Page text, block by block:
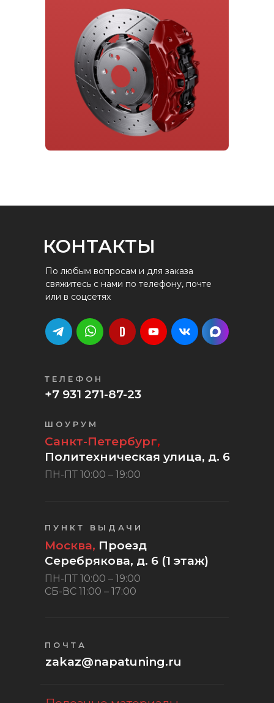
КОНТАКТЫ
+7 931 271-87-23
По любым вопросам и для заказа
свяжитесь с нами по телефону, почте
или в соцсетях
zakaz@napatuning.ru
ТЕЛЕФОН
ПОЧТА
Санкт-Петербург,
Политехническая улица, д. 6
ШОУРУМ
Москва, Проезд
Серебрякова, д. 6 (1 этаж)
ПУНКТ ВЫДАЧИ
ПН-ПТ 10:00 – 19:00
ПН-ПТ 10:00 – 19:00
СБ-ВС 11:00 – 17:00